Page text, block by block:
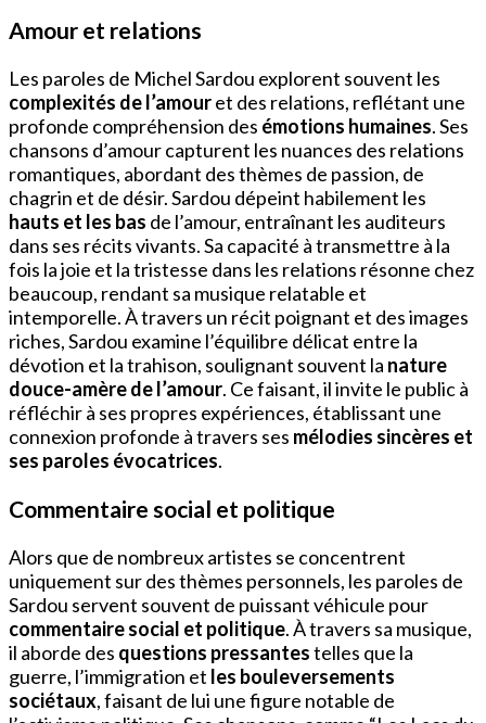
Amour et relations
Les paroles de Michel Sardou explorent souvent les
complexités de l’amouret des relations, reflétant une
profonde compréhension des émotions humaines. Ses
chansons d’amour capturent les nuances des relations
romantiques, abordant des thèmes de passion, de
chagrin et de désir. Sardou dépeint habilement les
hauts et les bas de l’amour, entraînant les auditeurs
dans ses récits vivants. Sa capacité à transmettre à la
fois la joie et la tristesse dans les relations résonne chez
beaucoup, rendant sa musique relatable et
intemporelle. À travers un récit poignant et des images
riches, Sardou examine l’équilibre délicat entre la
dévotion et la trahison, soulignant souvent la nature
douce-amère de l’amour. Ce faisant, il invite le public à
réfléchir à ses propres expériences, établissant une
connexion profonde à travers ses mélodies sincères et
ses paroles évocatrices.
Commentaire social et politique
Alors que de nombreux artistes se concentrent
uniquement sur des thèmes personnels, les paroles de
Sardou servent souvent de puissant véhicule pour
commentaire social et politique. À travers sa musique,
il aborde des questions pressantestelles que la
guerre, l’immigration et les bouleversements
sociétaux, faisant de lui une figure notable de